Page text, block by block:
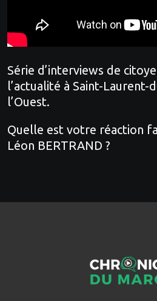
Série d’interviews de
l’actualité à Saint-Laurent-
l’Ouest.
Quelle est votre réaction
Léon BERTRAND ?